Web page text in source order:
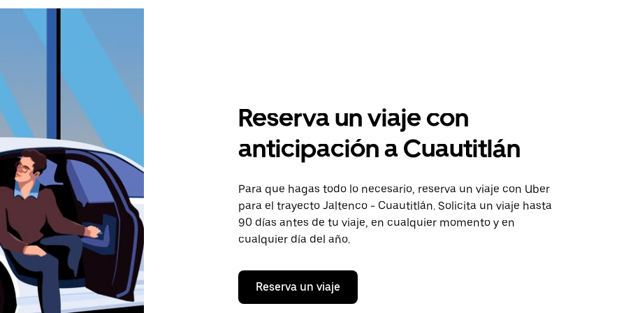
Reserva un viaje con
anticipación a Cuautitlán
Para que hagas todo lo necesario, reserva un viaje con Uber
para el trayecto Jaltenco - Cuautitlán. Solicita un viaje hasta
90 días antes de tu viaje, en cualquier momento y en
cualquier día del año.
Reserva un viaje